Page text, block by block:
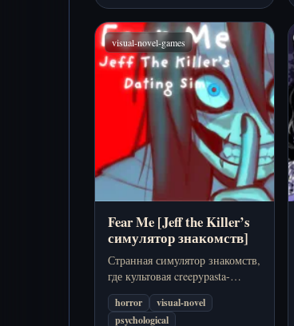
visual-novel-games
Fear Me [Jeff the Killer’s
симулятор знакомств]
Странная симулятор знакомств,
где культовая creepypasta-
фигура Джеффа превращается
в центр тревожных
horror
visual-novel
psychological